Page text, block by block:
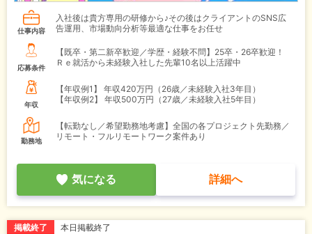
仕事内容
入社後は貴方専用の研修から♪その後はクライアントのSNS広
告運用、市場動向分析等最適な仕事をお任せ
応募条件
【既卒・第二新卒歓迎／学歴・経験不問】25卒・26卒歓迎！
Ｒｅ就活から未経験入社した先輩10名以上活躍中
年収
【年収例1】
年収420万円（26歳／未経験入社3年目）
【年収例2】
年収500万円（27歳／未経験入社5年目）
勤務地
【転勤なし／希望勤務地考慮】全国の各プロジェクト先勤務／
リモート・フルリモートワーク案件あり
気になる 詳細へ
掲載終了 本日掲載終了